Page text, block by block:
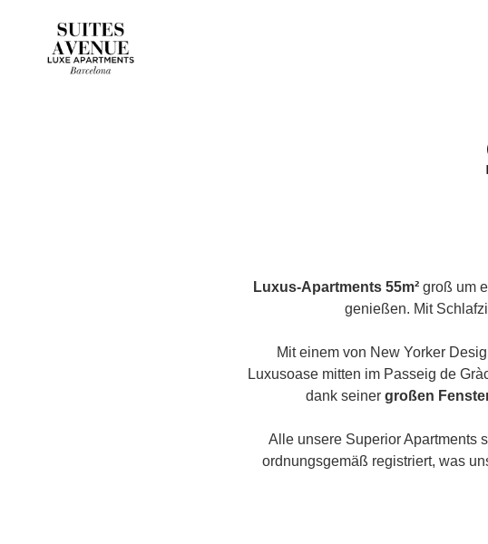
Luxus-Apartments 55m²groß um
genießen. Mit
Mit einem von New Yorker
Luxusoase mitten im Passeig de
dank seiner großen
Alle unsere Superior Apartments
ordnungsgemäß registriert, was